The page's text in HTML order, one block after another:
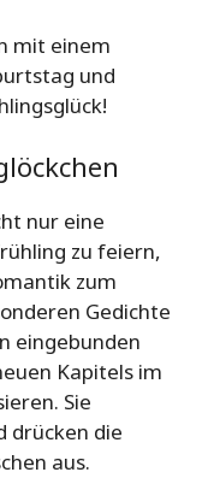
mit einem
und
nur eine
zu feiern,
zum
Gedichte
eingebunden
Kapitels im
Sie
drücken die
aus.